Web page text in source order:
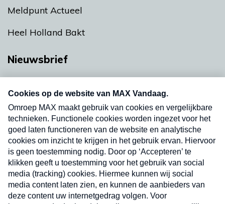
Meldpunt Actueel
Heel Holland Bakt
Nieuwsbrief
nieuwsbrief. Elke vrijdag- en dinsdagochtend in
uw mailbox.
Verzend